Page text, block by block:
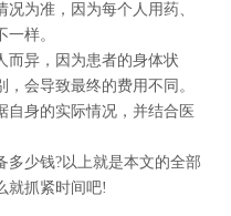
为准，因为每个人用药、
样。
而异，因为患者的身体状
会导致最终的费用不同。
自身的实际情况，并结合医
多少钱?以上就是本文的全部
就抓紧时间吧!